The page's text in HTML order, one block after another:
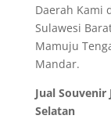
Daerah Kami
Sulawesi
Mamuju
Mandar.
Jual
Selatan